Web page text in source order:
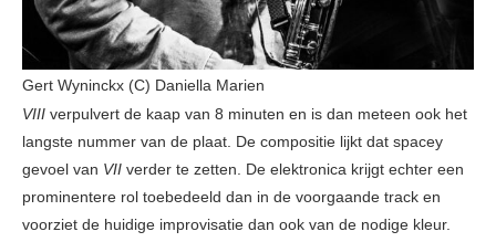
Gert Wyninckx (C) Daniella Marien
VIII verpulvert de kaap van 8 minuten en is dan meteen ook het
langste nummer van de plaat. De compositie lijkt dat spacey
gevoel van VII verder te zetten. De elektronica krijgt echter een
prominentere rol toebedeeld dan in de voorgaande track en
voorziet de huidige improvisatie dan ook van de nodige kleur.